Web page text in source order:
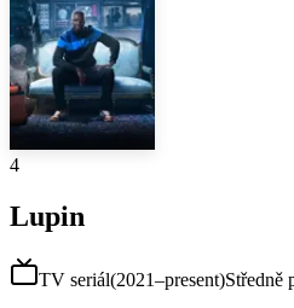
4
Lupin
TV seriál(2021–present)Středně